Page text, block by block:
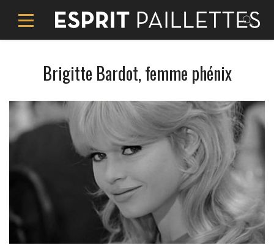
Brigitte Bardot, femme phénix